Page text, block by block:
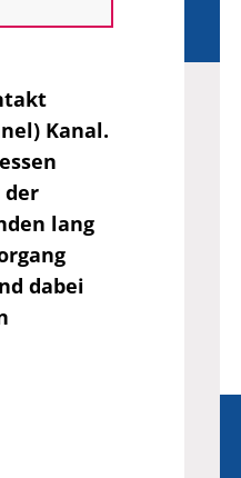
Kanal.
der
lang
dabei